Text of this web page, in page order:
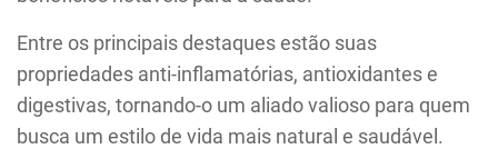
Entre os principais destaques estão suas
propriedades anti-inflamatórias, antioxidantes e
digestivas, tornando-o um aliado valioso para quem
busca um estilo de vida mais natural e saudável.